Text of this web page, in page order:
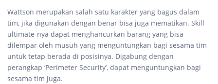
Wattson merupakan salah satu karakter yang bagus dalam
tim, jika digunakan dengan benar bisa juga mematikan. Skill
ultimate-nya dapat menghancurkan barang yang bisa
dilempar oleh musuh yang menguntungkan bagi sesama tim
untuk tetap berada di posisinya. Digabung dengan
perangkap ‘Perimeter Security’, dapat menguntungkan bagi
sesama tim juga.